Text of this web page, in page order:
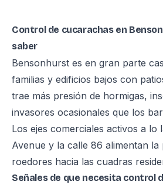
Control de cucarachas en
saber
Bensonhurst es en gran parte
familias y edificios bajos con
trae más presión de hormigas,
invasores ocasionales que los
Los ejes comerciales activos a lo
Avenue y la calle 86 alimentan la
roedores hacia las cuadras
Señales de que necesita control